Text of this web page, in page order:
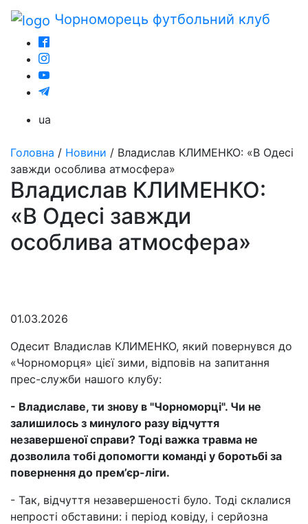
Чорноморець футбольний клуб
ua
Головна / Новини / Владислав КЛИМЕНКО: «В Одесі
завжди особлива атмосфера»
Владислав КЛИМЕНКО:
«В Одесі завжди
особлива атмосфера»
01.03.2026
Одесит Владислав КЛИМЕНКО, який повернувся до
«Чорноморця» цієї зими, відповів на запитання
прес-служби нашого клубу:
- Владиславе, ти знову в "Чорноморці". Чи не
залишилось з минулого разу відчуття
незавершеної справи? Тоді важка травма не
дозволила тобі допомогти команді у боротьбі за
повернення до прем’єр-ліги.
- Так, відчуття незавершеності було. Тоді склалися
непрості обставини: і період ковіду, і серйозна